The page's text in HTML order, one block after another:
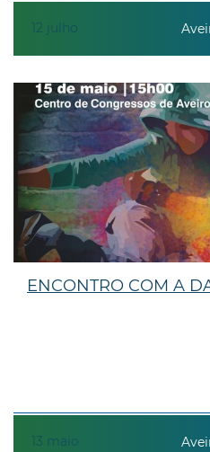
12 julho
13 maio
ENCONTRO COM A